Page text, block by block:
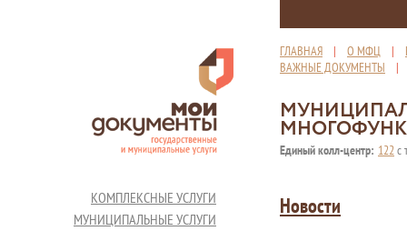
ГЛАВНАЯ | О МФЦ |
ВАЖНЫЕ ДОКУМЕНТЫ
Единый колл-центр: 122с
КОМПЛЕКСНЫЕ УСЛУГИ
МУНИЦИПАЛЬНЫЕ УСЛУГИ
Новости